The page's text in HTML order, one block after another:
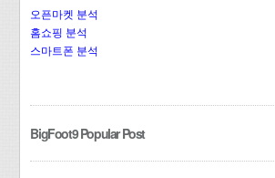
오픈마켓 분석
홈쇼핑 분석
스마트폰 분석
BigFoot9 Popular Post